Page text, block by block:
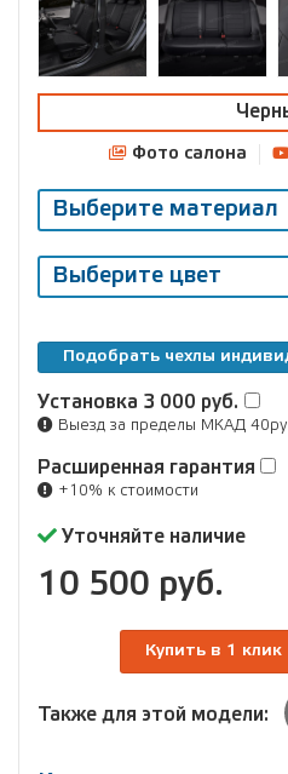
Фото салона
Выберите материал
Выберите цвет
Подобрать чехлы
Установка 3 000 руб.
Выезд за пределы МКАД
Расширенная гарантия
+10% к стоимости
Уточняйте наличие
10 500 руб.
Купить в 1 клик
Также для этой модели: